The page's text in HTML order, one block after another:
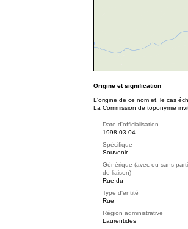
Origine et signification
L'origine de ce nom et, le cas
La Commission de toponymie
Date d'officialisation
1998-03-04
Spécifique
Souvenir
Générique (avec ou sans
de liaison)
Rue du
Type d'entité
Rue
Région administrative
Laurentides